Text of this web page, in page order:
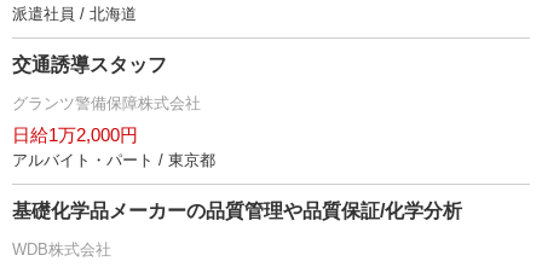
派遣社員 / 北海道
交通誘導スタッフ
グランツ警備保障株式会社
日給1万2,000円
アルバイト・パート / 東京都
基礎化学品メーカーの品質管理や品質保証/化学分析
WDB株式会社